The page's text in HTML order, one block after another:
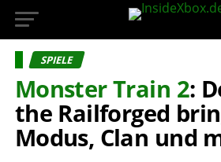
SPIELE
Monster Train 2:
the Railforged
Modus, Clan und